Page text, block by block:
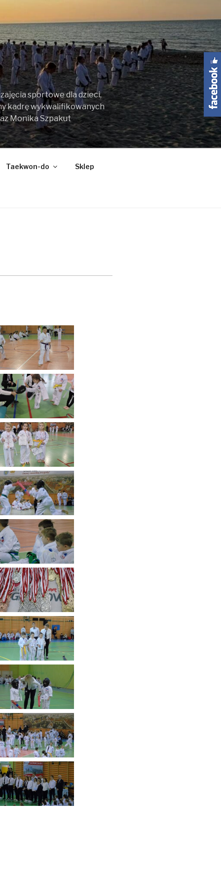
sportowe dla dzieci,
kadrę wykwalifikowanych
Monika Szpakut
Taekwon-do Sklep